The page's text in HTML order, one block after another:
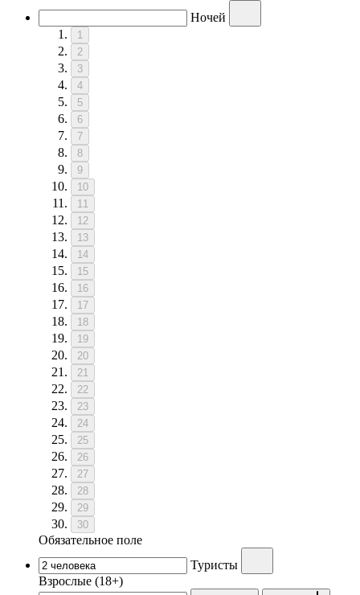
Ночей
1
2
3
4
5
6
7
8
9
10
11
12
13
14
15
16
17
18
19
20
21
22
23
24
25
26
27
28
29
30
Обязательное поле
Туристы
Взрослые (18+)